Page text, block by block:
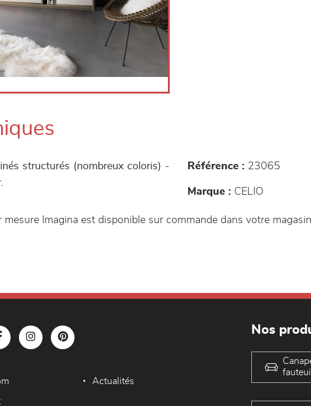
structurés (nombreux coloris) -
Référence : 23065
Marque : CELIO
Imagina est disponible sur commande dans votre
Actualités
Nos